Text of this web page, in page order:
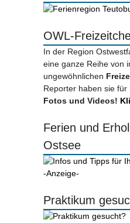
OWL-
In der Region
eine ganze Reihe von
ungewöhnlichen
Reporter haben sie für
Fotos und Videos!
Ferien und
Ostsee
-Anzeige-
Praktikum